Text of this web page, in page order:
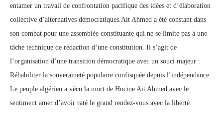
entamer un travail de confrontation pacifique des idées et d’élaboration
collective d’alternatives démocratiques.Ait Ahmed a été constant dans
son combat pour une assemblée constituante qui ne se limite pas à une
tâche technique de rédaction d’une constitution. Il s’agit de
l’organisation d’une transition démocratique avec un souci majeur :
Réhabiliter la souveraineté populaire confisquée depuis l’indépendance.
Le peuple algérien a vécu la mort de Hocine Ait Ahmed avec le
sentiment amer d’avoir raté le grand rendez-vous avec la liberté.